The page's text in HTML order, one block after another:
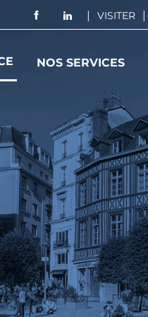
VISITER
NOS SERVICES